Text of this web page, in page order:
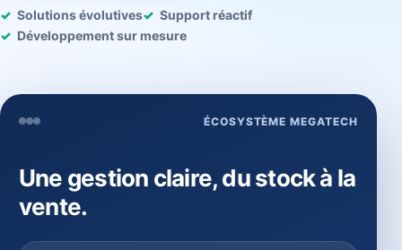
Solutions évolutives
Support réactif
Développement sur mesure
ÉCOSYSTÈME MEGATECH
Une gestion claire, du stock à la
vente.